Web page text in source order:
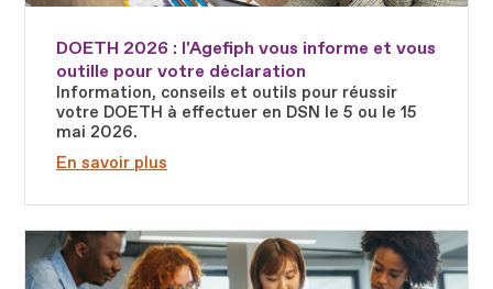
DOETH 2026 : l'Agefiph vous informe et vous
outille pour votre déclaration
Information, conseils et outils pour réussir
votre DOETH à effectuer en DSN le 5 ou le 15
mai 2026.
En savoir plus
Fichier